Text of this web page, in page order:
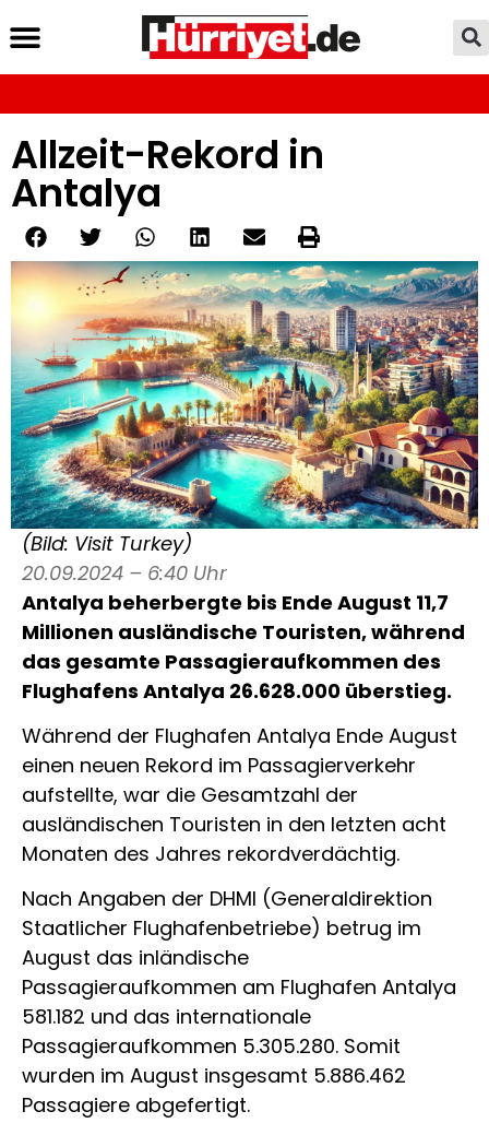
Allzeit-Rekord in
Antalya
(Bild: Visit Turkey)
20.09.2024 – 6:40 Uhr
Antalya beherbergte bis Ende August 11,7
Millionen ausländische Touristen, während
das gesamte Passagieraufkommen des
Flughafens Antalya 26.628.000 überstieg.
Während der Flughafen Antalya Ende August
einen neuen Rekord im Passagierverkehr
aufstellte, war die Gesamtzahl der
ausländischen Touristen in den letzten acht
Monaten des Jahres rekordverdächtig.
Nach Angaben der DHMI (Generaldirektion
Staatlicher Flughafenbetriebe) betrug im
August das inländische
Passagieraufkommen am Flughafen Antalya
581.182 und das internationale
Passagieraufkommen 5.305.280. Somit
wurden im August insgesamt 5.886.462
Passagiere abgefertigt.